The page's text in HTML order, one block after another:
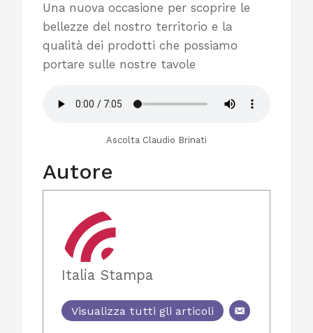
Una nuova occasione per scoprire le
bellezze del nostro territorio e la
qualità dei prodotti che possiamo
portare sulle nostre tavole
Ascolta Claudio Brinati
Autore
Italia Stampa
Visualizza tutti gli articoli